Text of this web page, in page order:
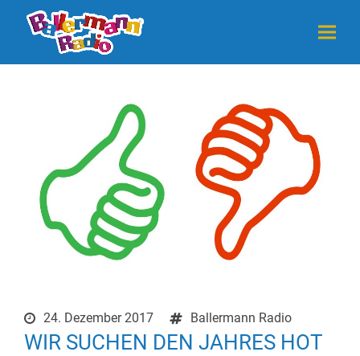
24. Dezember 2017 Ballermann Radio
WIR SUCHEN DEN JAHRES HOT